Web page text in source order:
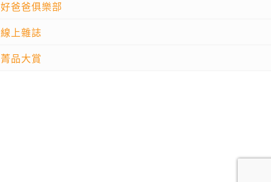
好爸爸俱樂部
線上雜誌
菁品大賞